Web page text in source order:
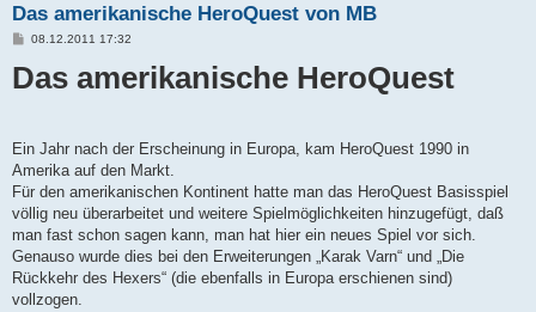
Das amerikanische HeroQuest von MB
B
i
t
08.12.2011 17:32
Das amerikanische HeroQuest
Ein Jahr nach der Erscheinung in Europa, kam HeroQuest 1990 in
Amerika auf den Markt.
Für den amerikanischen Kontinent hatte man das HeroQuest Basisspiel
völlig neu überarbeitet und weitere Spielmöglichkeiten hinzugefügt, daß
man fast schon sagen kann, man hat hier ein neues Spiel vor sich.
Genauso wurde dies bei den Erweiterungen „Karak Varn“ und „Die
Rückkehr des Hexers“ (die ebenfalls in Europa erschienen sind)
vollzogen.